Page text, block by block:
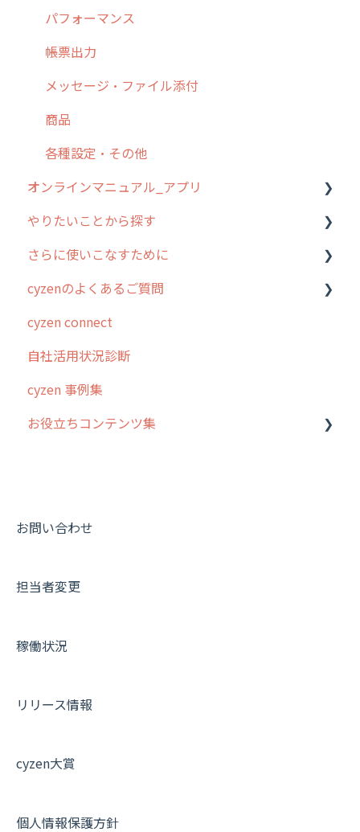
10.ユーザー向けおすすめの使い方
【業界業種別】cyzen設定方法
パフォーマンス
帳票出力
メッセージ・ファイル添付
商品
各種設定・その他
オンラインマニュアル_アプリ
アプリの使い始め
ホーム画面
スポット
報告閲覧
予定
日報
履歴
パフォーマンス
お知らせ
やりたいことから探す
行動管理
勤怠管理
予定管理
スポット
ステータス・主観
報告書・行動種別
活動通知
商品
さらに使いこなすために
はじめに
スポット・ステータス関連オプション
交通費自動計算
安全走行支援
写真管理・高画質化
その他オプション
契約・その他
cyzenのよくあるご質問
ログインについて
グループ・ユーザーについて
GPS・位置情報 について
ルート自動記録 について
報告書について
メンバー画面について
その他よくある質問
cyzen connect
自社活用状況診断
cyzen 事例集
お役立ちコンテンツ集
動画集：共通
お問い合わせ
担当者変更
稼働状況
リリース情報
cyzen大賞
個人情報保護方針